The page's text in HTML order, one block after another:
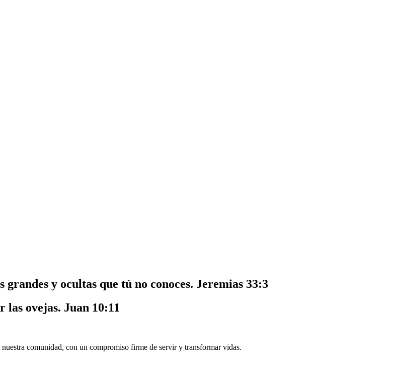
grandes y ocultas que tú no conoces. Jeremias 33:3
las ovejas. Juan 10:11
comunidad, con un compromiso firme de servir y transformar vidas.